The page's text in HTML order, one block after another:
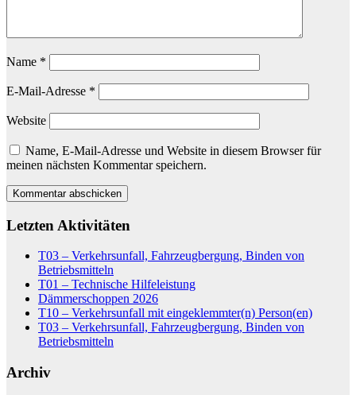
Name *
E-Mail-Adresse *
Website
Name, E-Mail-Adresse und Website in diesem Browser für
meinen nächsten Kommentar speichern.
Letzten Aktivitäten
T03 – Verkehrsunfall, Fahrzeugbergung, Binden von
Betriebsmitteln
T01 – Technische Hilfeleistung
Dämmerschoppen 2026
T10 – Verkehrsunfall mit eingeklemmter(n) Person(en)
T03 – Verkehrsunfall, Fahrzeugbergung, Binden von
Betriebsmitteln
Archiv